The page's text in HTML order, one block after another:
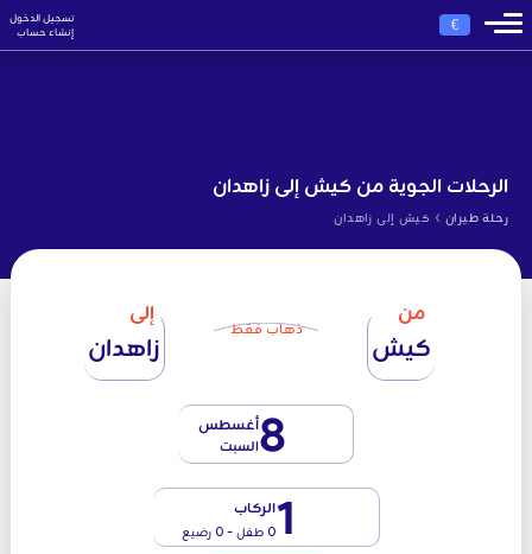
€
تسجيل الدخول
إنشاء حساب
الرحلات الجوية من كيش إلى زاهدان
رحلة طيران › كيش إلى زاهدان
من
كيش ذهاب فقط
إلى
زاهدان
8أغسطس
السبت
1الركاب
0 طفل - 0 رضيع